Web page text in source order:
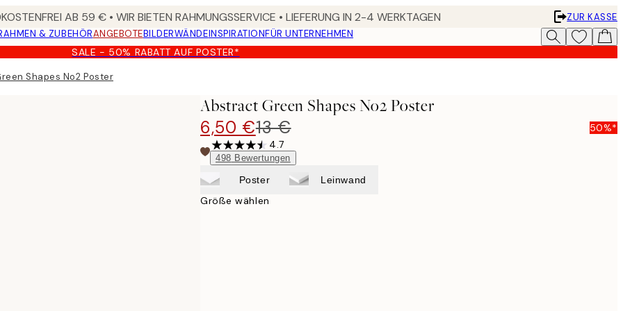
AB 59 € • WIR BIETEN RAHMUNGSSERVICE • LIEFERUNG IN 2-4 WERKTAGEN
ZUR KASSE
& ZUBEHÖRANGEBOTEBILDERWÄNDEINSPIRATIONFÜR UNTERNEHMEN
SALE - 50% RABATT AUF POSTER*
Shapes No2 Poster
Abstract Green Shapes No2 Poster
6,50 €13 €
50%*
4.7
498 Bewertungen
Poster Leinwand
Größe wählen